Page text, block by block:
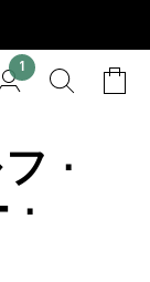
1
·
·